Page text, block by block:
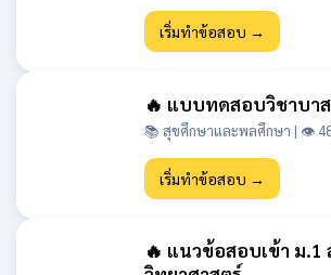
เริ่มทำข้อสอบ →
🔥 แบบทดสอบวิชาบา
📚 สุขศึกษาและพลศึกษา | 👁
เริ่มทำข้อสอบ →
🔥 แนวข้อสอบเข้า ม.1